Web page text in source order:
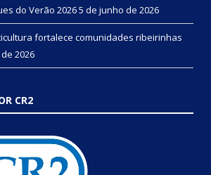
do Verão 20265 de junho de 2026
fortalece comunidades ribeirinhas
2026
CR2